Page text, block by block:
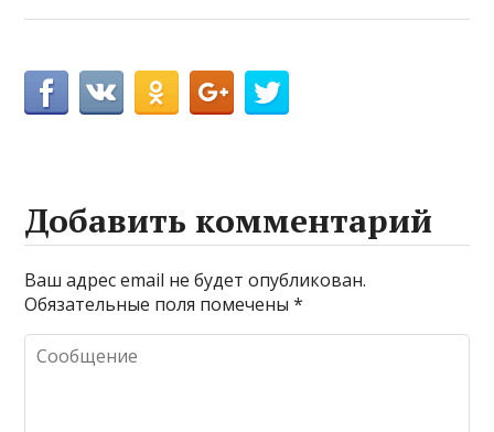
Добавить комментарий
Ваш адрес email не будет опубликован.
Обязательные поля помечены*